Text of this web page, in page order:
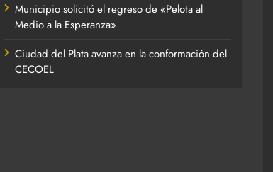
Municipio solicitó el regreso de «Pelota al
Medio a la Esperanza»
Ciudad del Plata avanza en la conformación del
CECOEL